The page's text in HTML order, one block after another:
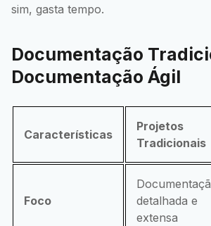
sim, gasta tempo.
Documentação
Documentação Ágil
Características
Projetos
Tradicionais
Foco
detalhada e
extensa